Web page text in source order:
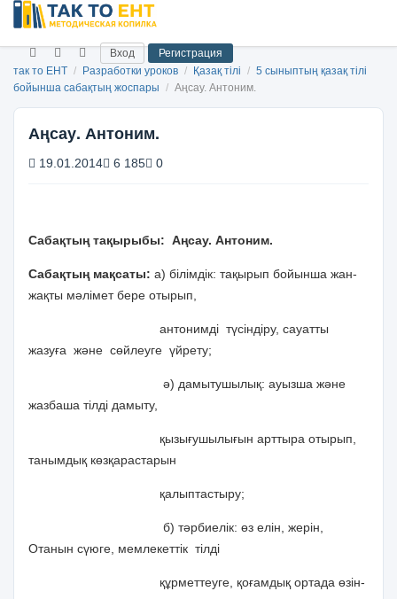
Вход
Регистрация
так то ЕНТ / Разработки уроков / Қазақ тілі / 5 сыныптың қазақ тілі
бойынша сабақтың жоспары / Аңсау. Антоним.
Аңсау. Антоним.
19.01.2014 6 185 0
Сабақтың тақырыбы: Аңсау. Антоним.
Сабақтың мақсаты: а) білімдік: тақырып бойынша жан-
жақты мәлімет бере отырып,
антонимді түсіндіру, сауатты
жазуға және сөйлеуге үйрету;
ә) дамытушылық: ауызша және
жазбаша тілді дамыту,
қызығушылығын арттыра отырып,
танымдық көзқарастарын
қалыптастыру;
б) тәрбиелік: өз елін, жерін,
Отанын сүюге, мемлекеттік тілді
құрметтеуге, қоғамдық ортада өзін-